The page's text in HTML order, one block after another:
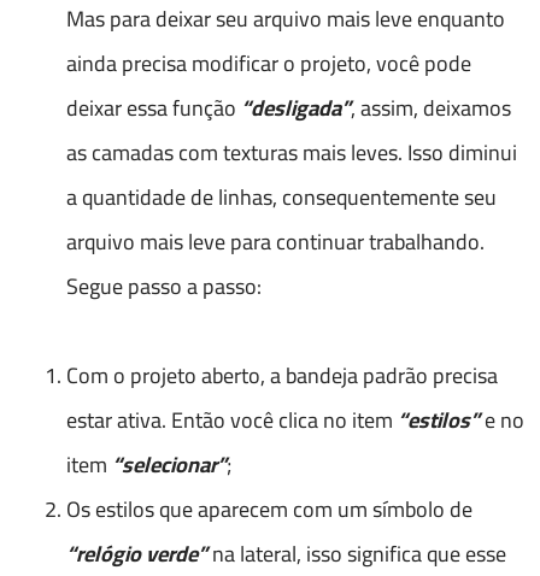
Mas para deixar seu arquivo mais leve enquanto
ainda precisa modificar o projeto, você pode
deixar essa função “desligada”, assim, deixamos
as camadas com texturas mais leves. Isso diminui
a quantidade de linhas, consequentemente seu
arquivo mais leve para continuar trabalhando.
Segue passo a passo:
Com o projeto aberto, a bandeja padrão precisa
estar ativa. Então você clica no item “estilos”e no
item “selecionar”;
Os estilos que aparecem com um símbolo de
“relógio verde”na lateral, isso significa que esse